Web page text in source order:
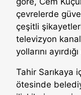
çevrelerde
çeşitli
televizyon
yollarını
Tahir Sarıkaya
ötesinde